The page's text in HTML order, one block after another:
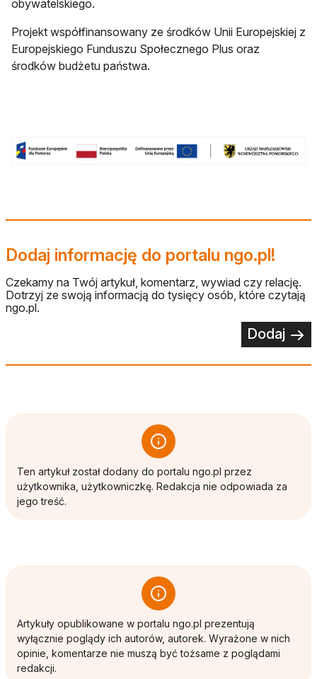
obywatelskiego.
Projekt współfinansowany ze środków Unii Europejskiej z
Europejskiego Funduszu Społecznego Plus oraz
środków budżetu państwa.
Dodaj informację do portalu ngo.pl!
Czekamy na Twój artykuł, komentarz, wywiad czy relację.
Dotrzyj ze swoją informacją do tysięcy osób, które czytają
ngo.pl.
Dodaj
Ten artykuł został dodany do portalu ngo.pl przez
użytkownika, użytkowniczkę. Redakcja nie odpowiada za
jego treść.
Artykuły opublikowane w portalu ngo.pl prezentują
wyłącznie poglądy ich autorów, autorek. Wyrażone w nich
opinie, komentarze nie muszą być tożsame z poglądami
redakcji.